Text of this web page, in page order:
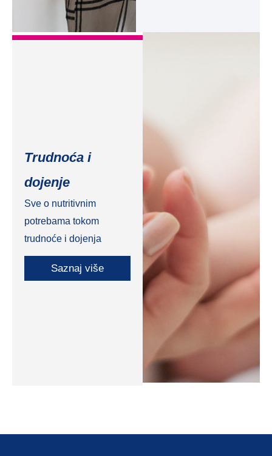
Trudnoća i
dojenje
Sve o nutritivnim
potrebama tokom
trudnoće i dojenja
Saznaj više